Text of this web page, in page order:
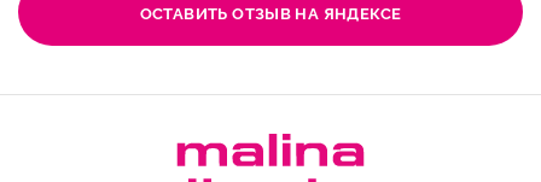
ОСТАВИТЬ ОТЗЫВ НА ЯНДЕКСЕ